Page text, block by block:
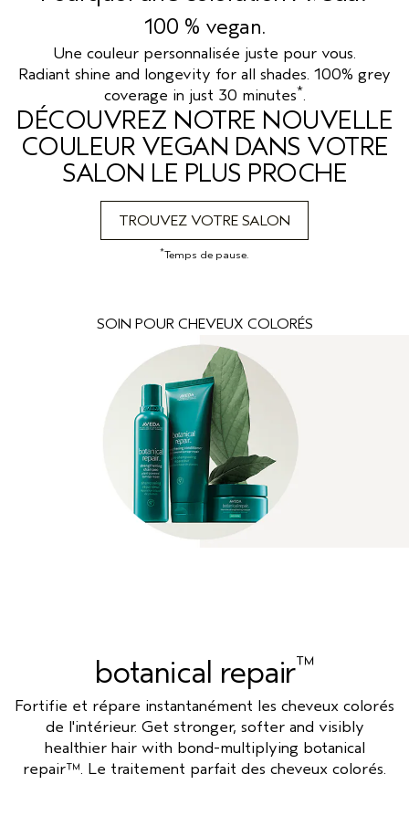
100 % vegan.
Une couleur personnalisée juste pour vous.
Radiant shine and longevity for all shades. 100% grey
coverage in just 30 minutes*.
DÉCOUVREZ NOTRE NOUVELLE
COULEUR VEGAN DANS VOTRE
SALON LE PLUS PROCHE
TROUVEZ VOTRE SALON
*Temps de pause.
SOIN POUR CHEVEUX COLORÉS
botanical repair™
Fortifie et répare instantanément les cheveux colorés
de l'intérieur. Get stronger, softer and visibly
healthier hair with bond-multiplying botanical
repair™. Le traitement parfait des cheveux colorés.